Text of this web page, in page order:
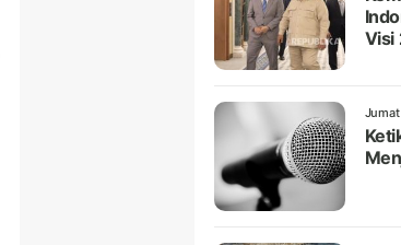
Visi